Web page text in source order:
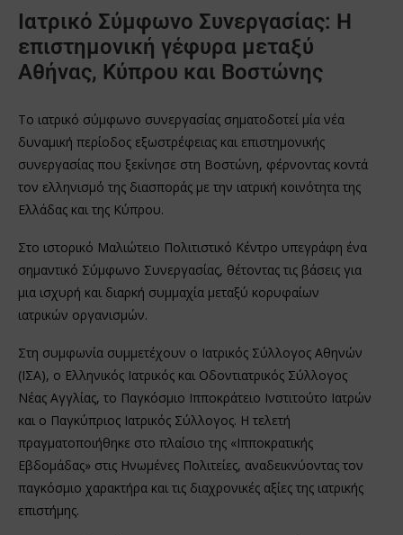
Ιατρικό Σύμφωνο Συνεργασίας: Η
επιστημονική γέφυρα μεταξύ
Αθήνας, Κύπρου και Βοστώνης
Το ιατρικό σύμφωνο συνεργασίας σηματοδοτεί μία νέα
δυναμική περίοδος εξωστρέφειας και επιστημονικής
συνεργασίας που ξεκίνησε στη Βοστώνη, φέρνοντας κοντά
τον ελληνισμό της διασποράς με την ιατρική κοινότητα της
Ελλάδας και της Κύπρου.
Στο ιστορικό Μαλιώτειο Πολιτιστικό Κέντρο υπεγράφη ένα
σημαντικό Σύμφωνο Συνεργασίας, θέτοντας τις βάσεις για
μια ισχυρή και διαρκή συμμαχία μεταξύ κορυφαίων
ιατρικών οργανισμών.
Στη συμφωνία συμμετέχουν ο Ιατρικός Σύλλογος Αθηνών
(ΙΣΑ), ο Ελληνικός Ιατρικός και Οδοντιατρικός Σύλλογος
Νέας Αγγλίας, το Παγκόσμιο Ιπποκράτειο Ινστιτούτο Ιατρών
και ο Παγκύπριος Ιατρικός Σύλλογος. Η τελετή
πραγματοποιήθηκε στο πλαίσιο της «Ιπποκρατικής
Εβδομάδας» στις Ηνωμένες Πολιτείες, αναδεικνύοντας τον
παγκόσμιο χαρακτήρα και τις διαχρονικές αξίες της ιατρικής
επιστήμης.